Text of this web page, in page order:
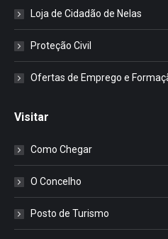
Loja de Cidadão de Nelas
Proteção Civil
Ofertas de Emprego e
Visitar
Como Chegar
O Concelho
Posto de Turismo